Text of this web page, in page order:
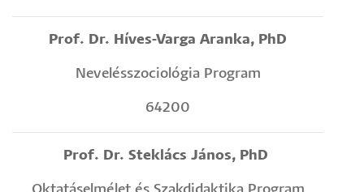
Prof. Dr. Híves-Varga Aranka, PhD
Nevelésszociológia Program
64200
Prof. Dr. Steklács János, PhD